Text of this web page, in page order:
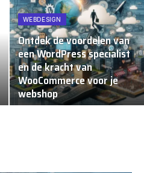
WEBDESIGN
Ontdek de voordelen van
een WordPress specialist
en de kracht van
WooCommerce voor je
webshop